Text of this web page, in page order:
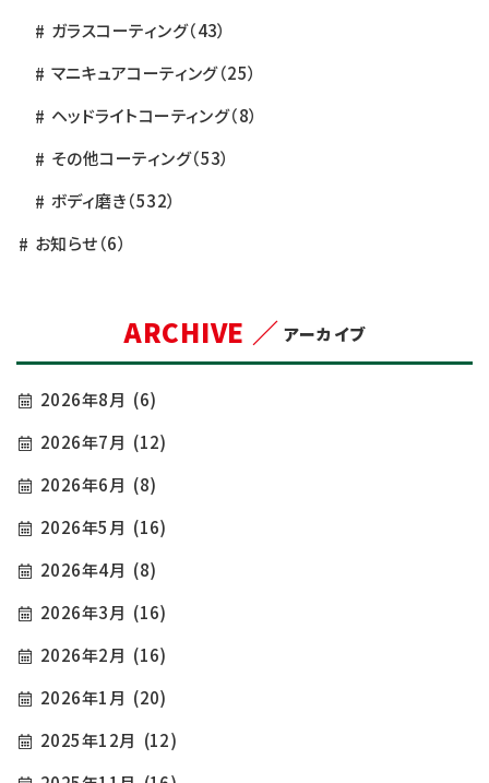
ガラスコーティング（43）
マニキュアコーティング（25）
ヘッドライトコーティング（8）
その他コーティング（53）
ボディ磨き（532）
お知らせ（6）
ARCHIVE ／ アーカイブ
2026年8月 (6)
2026年7月 (12)
2026年6月 (8)
2026年5月 (16)
2026年4月 (8)
2026年3月 (16)
2026年2月 (16)
2026年1月 (20)
2025年12月 (12)